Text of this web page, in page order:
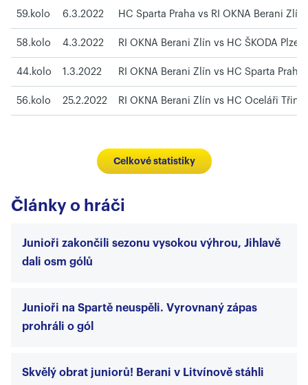
59.kolo 6.3.2022 HC Sparta Praha vs RI OKNA Berani Zlín
58.kolo 4.3.2022 RI OKNA Berani Zlín vs HC ŠKODA Plzeň
44.kolo 1.3.2022 RI OKNA Berani Zlín vs HC Sparta Praha
56.kolo 25.2.2022 RI OKNA Berani Zlín vs HC Oceláři
Celkové statistiky
Články o hráči
Junioři zakončili sezonu vysokou výhrou, Jihlavě
dali osm gólů
Junioři na Spartě neuspěli. Vyrovnaný zápas
prohráli o gól
Skvělý obrat juniorů! Berani v Litvínově stáhli